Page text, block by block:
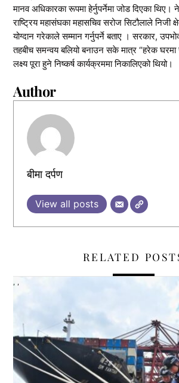
मानव अधिकारका रूपमा हेर्नुपर्नेमा जोड दिएका थिए।
राष्ट्रिय महासंघका महासचिव सरोज सिटौलाले निजी
योग्दान गरेकाले सम्मान गर्नुपर्ने बताए । सरकार,
तहबीच समन्वय बलियो बनाउन सके मात्र “हरेक घरमा
लक्ष्य पूरा हुने निष्कर्ष कार्यक्रममा निकालिएको थियो।
Author
बीमा दर्पण
View all posts
RELATED
, ,